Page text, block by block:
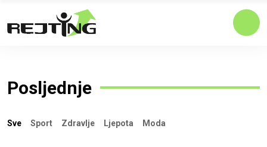
Posljednje
Sve Sport Zdravlje Ljepota Moda